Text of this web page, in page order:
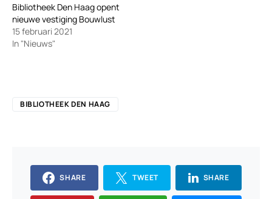
Bibliotheek Den Haag opent
nieuwe vestiging Bouwlust
15 februari 2021
In "Nieuws"
BIBLIOTHEEK DEN HAAG
SHARE TWEET SHARE